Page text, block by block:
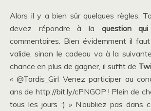
Alors il y a bien sûr quelques règles.
devez répondre à la question
commentaires. Bien évidemment il
valide, sinon le cadeau va à la
chance en plus de gagner, il suffit de
« @Tardis_Girl Venez participer au
ans de http://bit.ly/cPNGOP ! Plein de
tous les jours :) » N’oubliez pas dans